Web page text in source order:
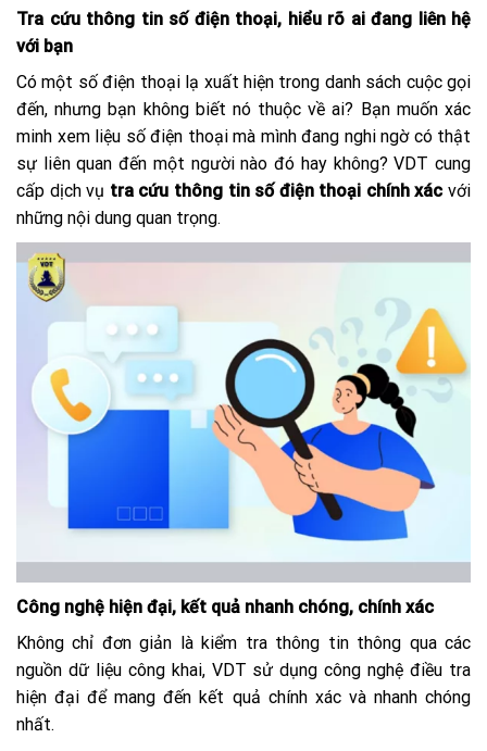
Tra cứu thông tin số điện thoại, hiểu rõ ai đang liên hệ
với bạn
Có một số điện thoại lạ xuất hiện trong danh sách cuộc gọi
đến, nhưng bạn không biết nó thuộc về ai? Bạn muốn xác
minh xem liệu số điện thoại mà mình đang nghi ngờ có thật
sự liên quan đến một người nào đó hay không? VDT cung
cấp dịch vụ tra cứu thông tin số điện thoại chính xác với
những nội dung quan trọng.
Công nghệ hiện đại, kết quả nhanh chóng, chính xác
Không chỉ đơn giản là kiểm tra thông tin thông qua các
nguồn dữ liệu công khai, VDT sử dụng công nghệ điều tra
hiện đại để mang đến kết quả chính xác và nhanh chóng
nhất.